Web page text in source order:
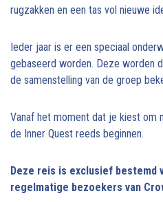
rugzakken en een tas vol nieuwe
Ieder jaar is er een speciaal
gebaseerd worden. Deze worden
de samenstelling van de groep
Vanaf het moment dat je kiest om
de Inner Quest reeds beginnen.
Deze reis is exclusief bestemd
regelmatige bezoekers van